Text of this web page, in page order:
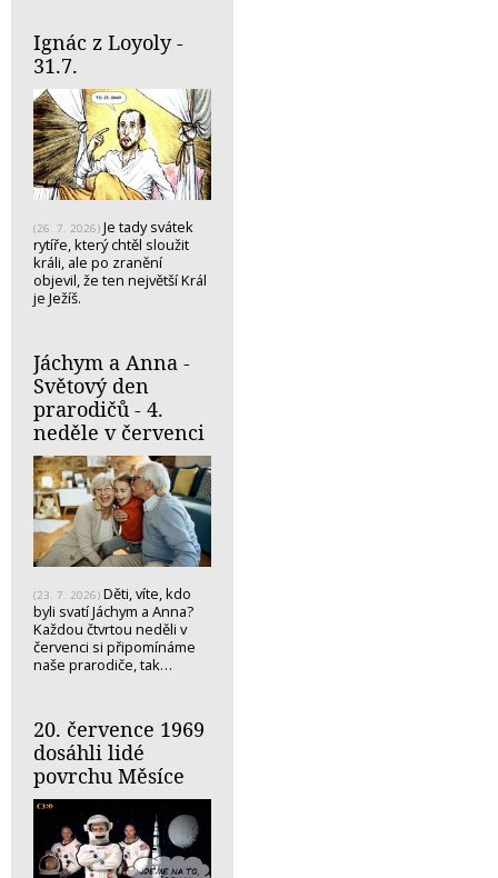
Ignác z Loyoly -
31.7.
(26. 7. 2026) Je tady svátek
rytíře, který chtěl sloužit
králi, ale po zranění
objevil, že ten největší Král
je Ježíš.
Jáchym a Anna -
Světový den
prarodičů - 4.
neděle v červenci
(23. 7. 2026) Děti, víte, kdo
byli svatí Jáchym a Anna?
Každou čtvrtou neděli v
červenci si připomínáme
naše prarodiče, tak…
20. července 1969
dosáhli lidé
povrchu Měsíce